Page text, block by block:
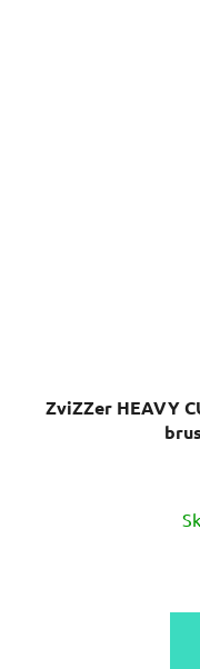
ZviZZer HEAVY